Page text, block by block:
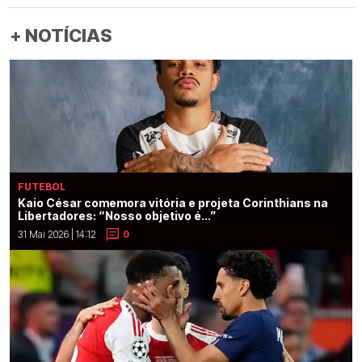
+ NOTÍCIAS
FUTEBOL
Kaio César comemora vitória e projeta Corinthians na
Libertadores: “Nosso objetivo é...”
31 Mai 2026 | 14:12 0